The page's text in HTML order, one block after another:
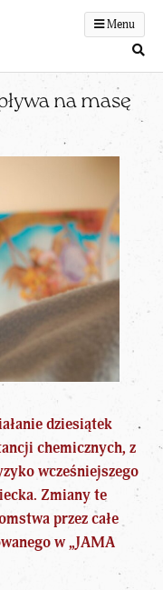
Menu
na masę
dziesiątek
chemicznych, z
wcześniejszego
Zmiany te
przez całe
w „JAMA